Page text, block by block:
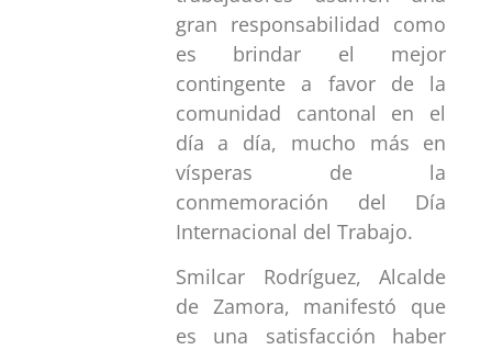
gran responsabilidad como
es brindar el mejor
contingente a favor de la
comunidad cantonal en el
día a día, mucho más en
vísperas de la
conmemoración del Día
Internacional del Trabajo.
Smilcar Rodríguez, Alcalde
de Zamora, manifestó que
es una satisfacción haber